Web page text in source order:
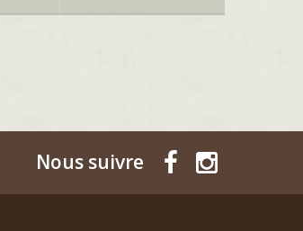
Nous suivre